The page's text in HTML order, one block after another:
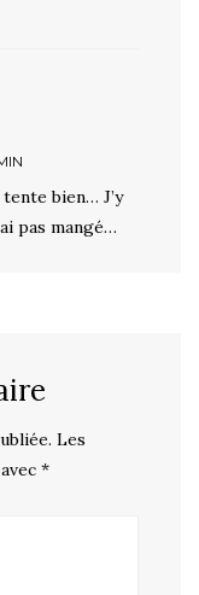
bien… J’y
pas mangé…
Les
*